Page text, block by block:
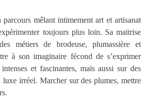
parcours mêlant intimement art et artisanat
toujours plus loin. Sa maitrise
métiers de brodeuse, plumassière et
à son imaginaire fécond de s’exprimer
et fascinantes, mais aussi sur des
luxe irréel. Marcher sur des plumes, mettre